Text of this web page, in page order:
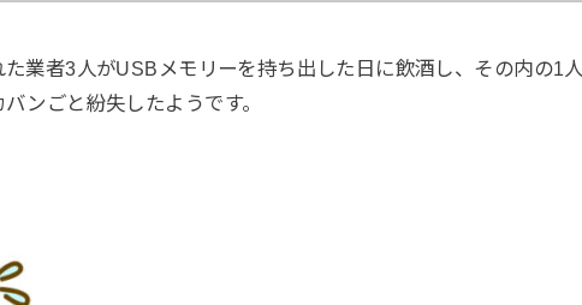
業者3人がUSBメモリーを持ち出した日に飲酒し、その内の1人
ンごと紛失したようです。